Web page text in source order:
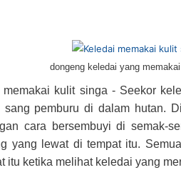
dongeng keledai yang
kulit singa - Seekor
pemburu di dalam hutan.
cara bersembuyi di semak-
yang lewat di tempat itu.
itu ketika melihat keledai yang